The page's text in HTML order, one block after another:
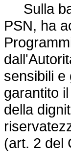
Sulla
PSN, ha
sensibili e
garantito
della
(art. 2 del